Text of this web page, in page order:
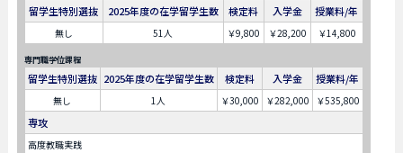
留学生特別選抜 2025年度の在学留学生数 検定料 入学金 授業料/年
無し 51人 ￥9,800 ￥28,200 ￥14,800
専門職学位課程
留学生特別選抜 2025年度の在学留学生数 検定料 入学金 授業料/年
無し 1人 ￥30,000 ￥282,000 ￥535,800
専攻
高度教職実践